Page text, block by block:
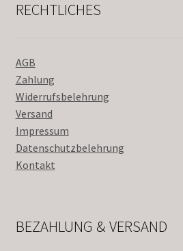
RECHTLICHES
AGB
Zahlung
Widerrufsbelehrung
Versand
Impressum
Datenschutzbelehrung
Kontakt
BEZAHLUNG & VERSAND